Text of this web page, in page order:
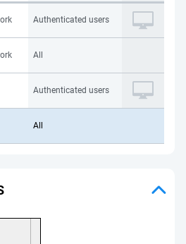
Authenticated users
All
Authenticated users
All